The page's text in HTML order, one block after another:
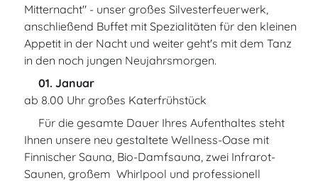
Mitternacht" - unser großes Silvesterfeuerwerk,
anschließend Buffet mit Spezialitäten für den kleinen
Appetit in der Nacht und weiter geht's mit dem Tanz
in den noch jungen Neujahrsmorgen.
01. Januar
ab 8.00 Uhr großes Katerfrühstück
Für die gesamte Dauer Ihres Aufenthaltes steht
Ihnen unsere neu gestaltete Wellness-Oase mit
Finnischer Sauna, Bio-Damfsauna, zwei Infrarot-
Saunen, großem Whirlpool und professionell